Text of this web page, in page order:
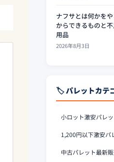
ナフサとは何かを
からできるものと
用品
2026年8月3日
🏷️ パレットカテ
小ロット激安パレッ
1,200円以下激安パ
中古パレット最新